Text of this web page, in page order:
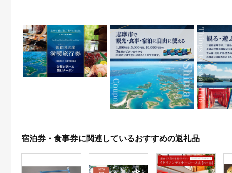
宿泊券・食事券に関連しているおすすめの返礼品